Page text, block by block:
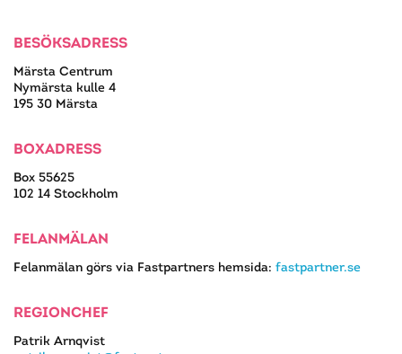
BESÖKSADRESS
Märsta Centrum
Nymärsta kulle 4
195 30 Märsta
BOXADRESS
Box 55625
102 14 Stockholm
FELANMÄLAN
Felanmälan görs via Fastpartners hemsida: fastpartner.se
REGIONCHEF
Patrik Arnqvist